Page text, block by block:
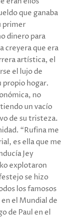
que ganaba
primer
dinero para
creyera que era
artística, el
el lujo de
propio hogar.
no
un vacío
de su tristeza.
“Rufina me
es ella que me
Jey
explotaron
se hizo
los famosos
el Mundial de
de Paul en el